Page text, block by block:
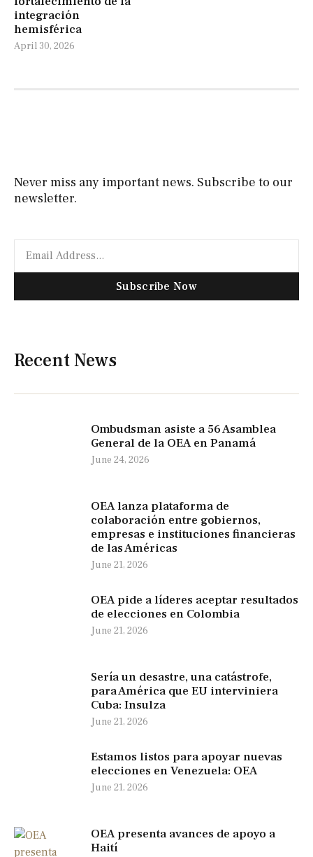
integración
hemisférica
April 30, 2026
Never miss any important news. Subscribe to our
newsletter.
Subscribe Now
Recent News
Ombudsman asiste a 56 Asamblea
General de la OEA en Panamá
June 24, 2026
OEA lanza plataforma de
colaboración entre gobiernos,
empresas e instituciones financieras
de las Américas
June 21, 2026
OEA pide a líderes aceptar resultados
de elecciones en Colombia
June 21, 2026
Sería un desastre, una catástrofe,
para América que EU interviniera
Cuba: Insulza
June 21, 2026
Estamos listos para apoyar nuevas
elecciones en Venezuela: OEA
June 21, 2026
OEA presenta avances de apoyo a
Haití